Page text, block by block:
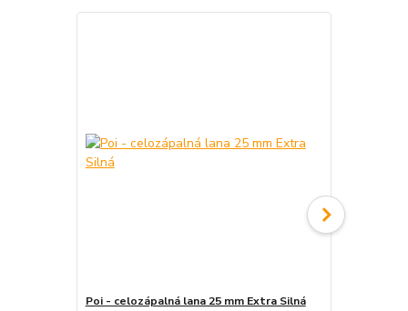
Poi - celozápalná lana 25 mm Extra Silná